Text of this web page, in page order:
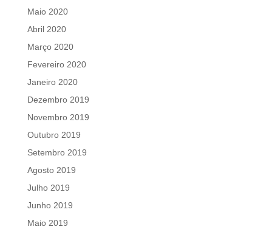
Maio 2020
Abril 2020
Março 2020
Fevereiro 2020
Janeiro 2020
Dezembro 2019
Novembro 2019
Outubro 2019
Setembro 2019
Agosto 2019
Julho 2019
Junho 2019
Maio 2019